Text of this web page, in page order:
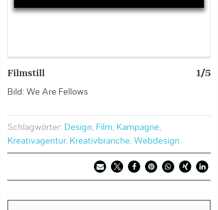
Filmstill
Bild: We Are Fellows
1/5
Schlagwörter: Design, Film, Kampagne,
Kreativagentur, Kreativbranche, Webdesign